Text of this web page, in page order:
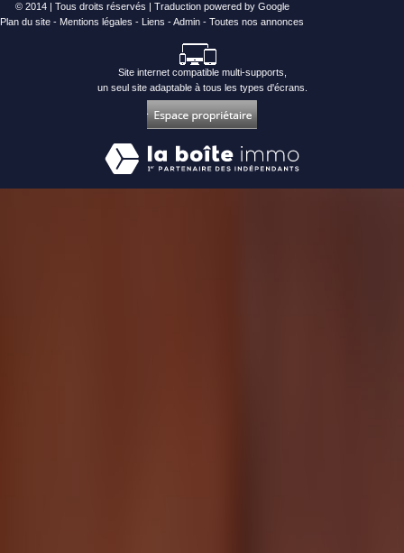
© 2014 | Tous droits réservés | Traduction powered by Google
Plan du site - Mentions légales - Liens -Admin - Toutes nos annonces
Site internet compatible multi-supports,
un seul site adaptable à tous les types d'écrans.